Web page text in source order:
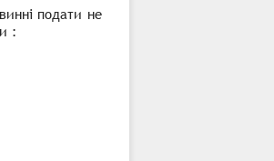
подати не
: